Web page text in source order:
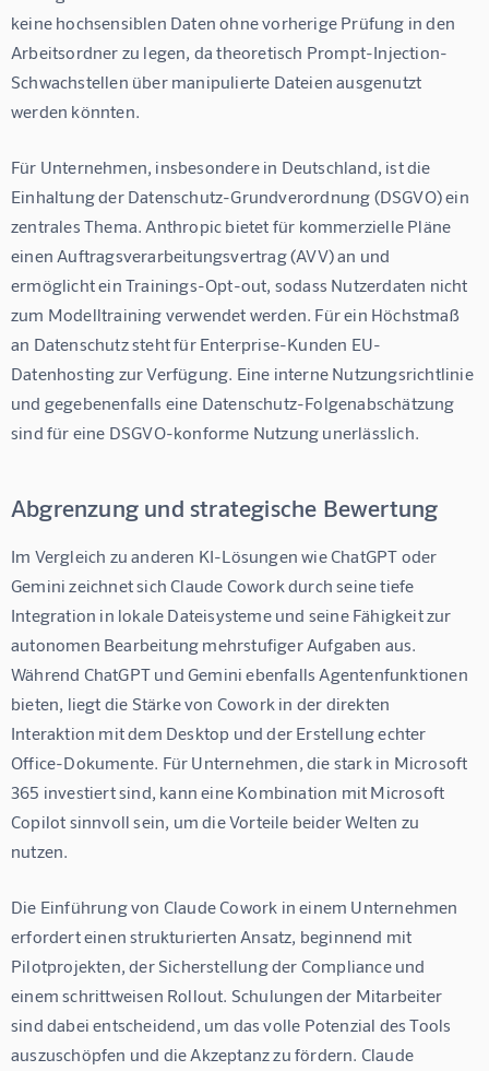
keine hochsensiblen Daten ohne vorherige Prüfung in den
Arbeitsordner zu legen, da theoretisch Prompt-Injection-
Schwachstellen über manipulierte Dateien ausgenutzt
werden könnten.
Für Unternehmen, insbesondere in Deutschland, ist die
Einhaltung der Datenschutz-Grundverordnung (DSGVO) ein
zentrales Thema. Anthropic bietet für kommerzielle Pläne
einen Auftragsverarbeitungsvertrag (AVV) an und
ermöglicht ein Trainings-Opt-out, sodass Nutzerdaten nicht
zum Modelltraining verwendet werden. Für ein Höchstmaß
an Datenschutz steht für Enterprise-Kunden EU-
Datenhosting zur Verfügung. Eine interne Nutzungsrichtlinie
und gegebenenfalls eine Datenschutz-Folgenabschätzung
sind für eine DSGVO-konforme Nutzung unerlässlich.
Abgrenzung und strategische Bewertung
Im Vergleich zu anderen KI-Lösungen wie ChatGPT oder
Gemini zeichnet sich Claude Cowork durch seine tiefe
Integration in lokale Dateisysteme und seine Fähigkeit zur
autonomen Bearbeitung mehrstufiger Aufgaben aus.
Während ChatGPT und Gemini ebenfalls Agentenfunktionen
bieten, liegt die Stärke von Cowork in der direkten
Interaktion mit dem Desktop und der Erstellung echter
Office-Dokumente. Für Unternehmen, die stark in Microsoft
365 investiert sind, kann eine Kombination mit Microsoft
Copilot sinnvoll sein, um die Vorteile beider Welten zu
nutzen.
Die Einführung von Claude Cowork in einem Unternehmen
erfordert einen strukturierten Ansatz, beginnend mit
Pilotprojekten, der Sicherstellung der Compliance und
einem schrittweisen Rollout. Schulungen der Mitarbeiter
sind dabei entscheidend, um das volle Potenzial des Tools
auszuschöpfen und die Akzeptanz zu fördern. Claude